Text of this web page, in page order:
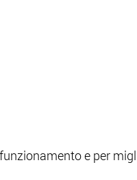
e per